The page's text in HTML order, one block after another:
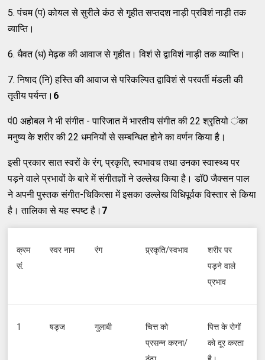
5. पंचम (प) कोयल से सुरीले कंठ से गृहीत सप्तदश नाड़ी प्रविशं नाड़ी तक
व्याप्ति।
6. धैवत (ध) मेढ़क की आवाज से गृहीत। विशं से द्वाविशं नाड़ी तक व्याप्ति।
7. निषाद (नि) हस्ति की आवाज से परिकल्पित द्वाविशं से परवर्ती मंडली की
तृतीय पर्यन्त। 6
पं0 अहोबल ने भी संगीत - पारिजात में भारतीय संगीत की 22 श्रृतियो ंका
मनुष्य के शरीर की 22 धमनियों से सम्बन्धित होने का वर्णन किया है।
इसी प्रकार सात स्वरों के रंग, प्रकृति, स्वभावच तथा उनका स्वास्थ्य पर
पड़ने वाले प्रभावों के बारे में संगीतज्ञों ने उल्लेख किया है। डॉ0 जैक्सन पाल
ने अपनी पुस्तक संगीत-चिकित्सा में इसका उल्लेख विधिपूर्वक विस्तार से किया
है। तालिका से यह स्पष्ट है। 7
क्रम
सं.
स्वर नाम रंग प्र्रकृति/स्वभाव
शरीर पर
पड़ने वाले
प्रभाव
1 षड्ज गुलाबी
चित्त को
प्रसन्न करना/
पित्त के रोगों
को दूर करता